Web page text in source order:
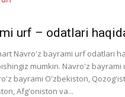
urf – odatlari
Navro'z bayrami urf odatlari
mumkin. Navro'z bayrami
bayrami O'zbekiston,
Afg'oniston va...